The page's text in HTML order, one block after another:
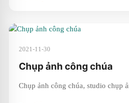
2021-11-30
Chụp ảnh công chúa
Chụp ảnh công chúa, studio chụp